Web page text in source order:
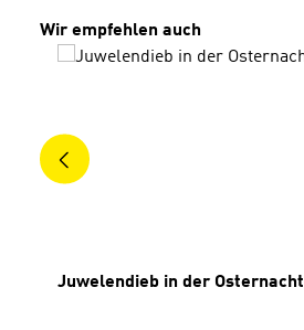
Produktgalerie überspringen
Wir empfehlen auch
Juwelendieb in der Osternacht